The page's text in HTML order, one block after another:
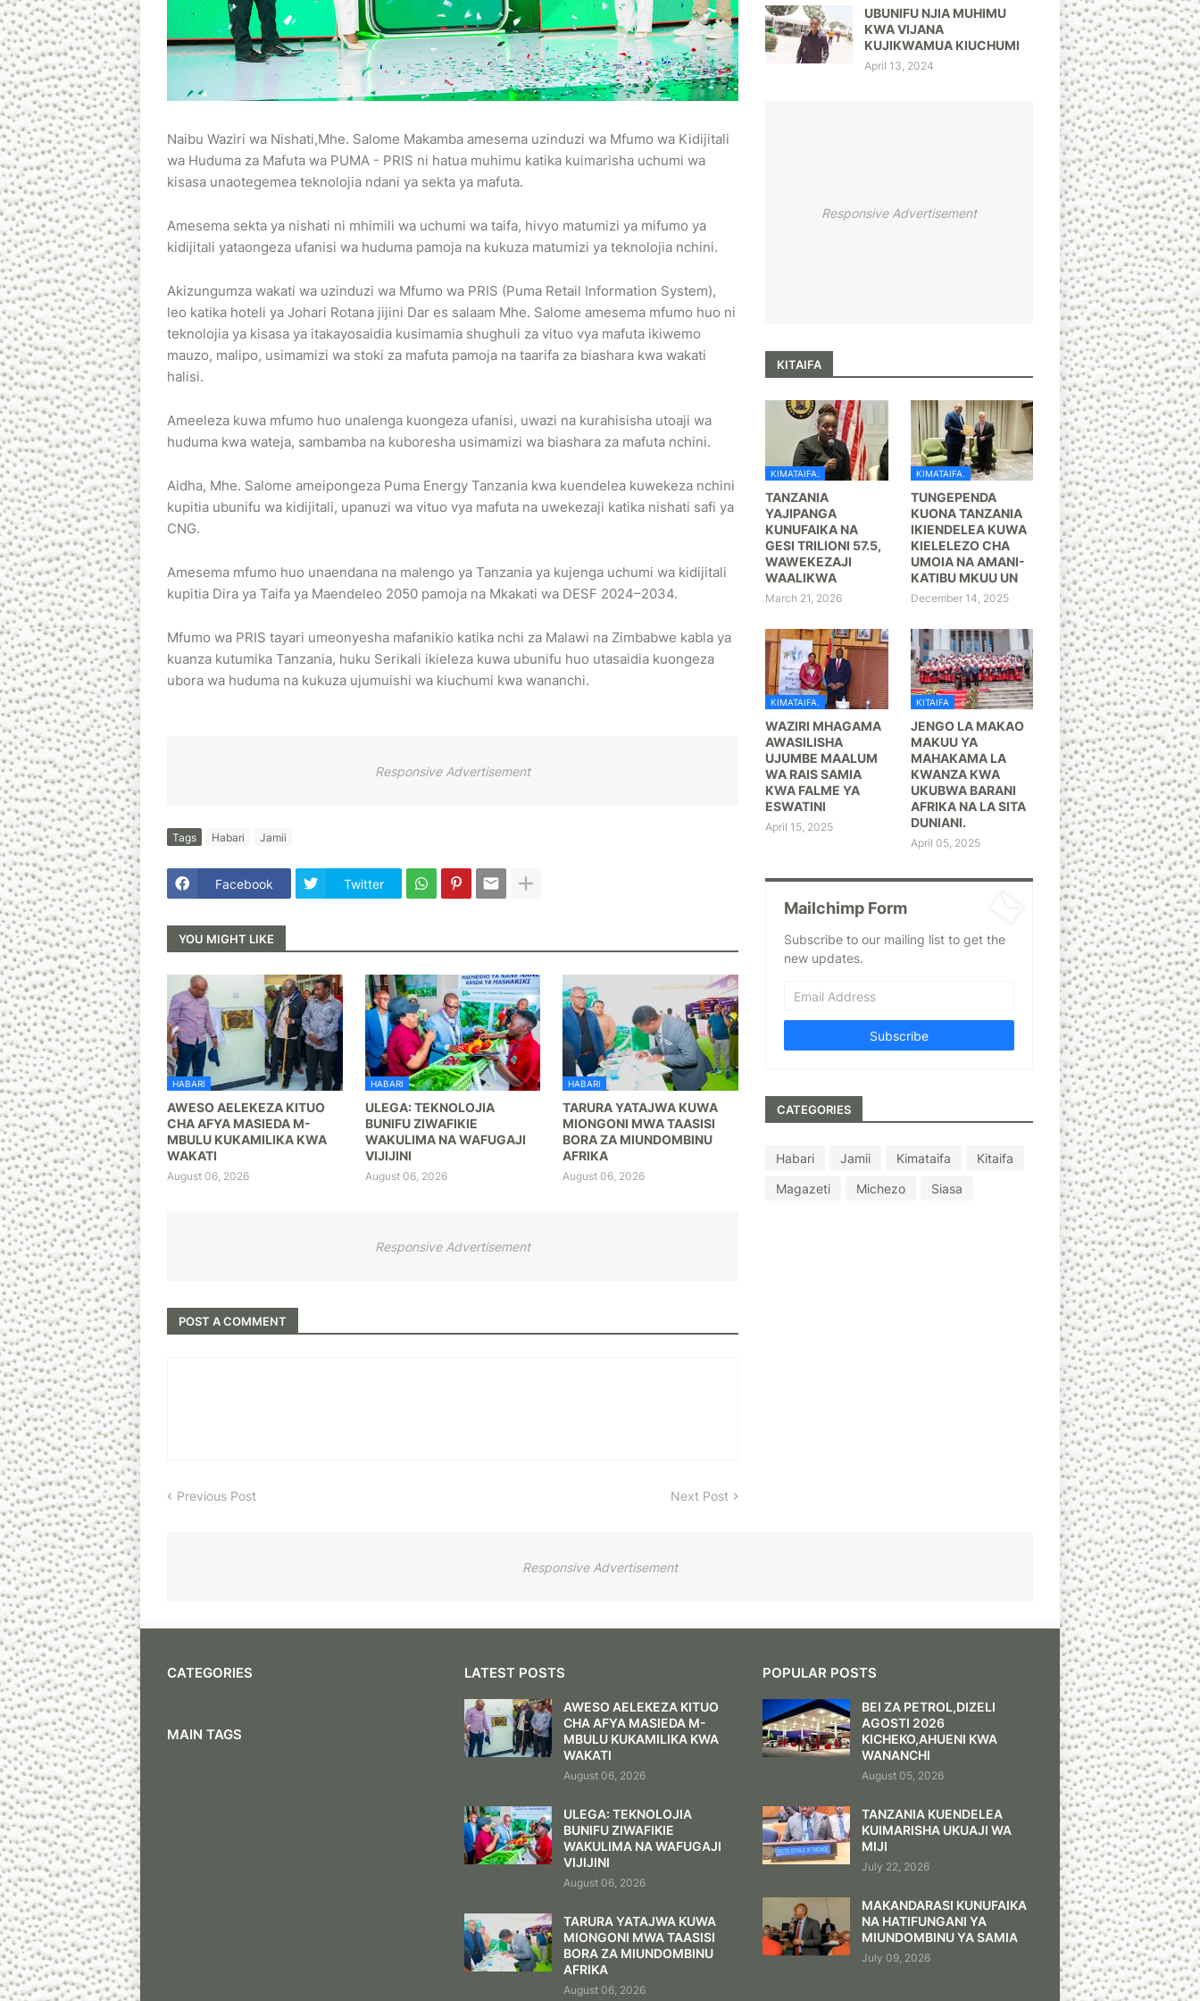
Naibu Waziri wa Nishati,Mhe. Salome Makamba amesema uzinduzi wa Mfumo wa Kidijitali
wa Huduma za Mafuta wa PUMA - PRIS ni hatua muhimu katika kuimarisha uchumi wa
kisasa unaotegemea teknolojia ndani ya sekta ya mafuta.
Amesema sekta ya nishati ni mhimili wa uchumi wa taifa, hivyo matumizi ya mifumo ya
kidijitali yataongeza ufanisi wa huduma pamoja na kukuza matumizi ya teknolojia nchini.
Akizungumza wakati wa uzinduzi wa Mfumo wa PRIS (Puma Retail Information System),
leo katika hoteli ya Johari Rotana jijini Dar es salaam Mhe. Salome amesema mfumo huo ni
teknolojia ya kisasa ya itakayosaidia kusimamia shughuli za vituo vya mafuta ikiwemo
mauzo, malipo, usimamizi wa stoki za mafuta pamoja na taarifa za biashara kwa wakati
halisi.
Ameeleza kuwa mfumo huo unalenga kuongeza ufanisi, uwazi na kurahisisha utoaji wa
huduma kwa wateja, sambamba na kuboresha usimamizi wa biashara za mafuta nchini.
Aidha, Mhe. Salome ameipongeza Puma Energy Tanzania kwa kuendelea kuwekeza nchini
kupitia ubunifu wa kidijitali, upanuzi wa vituo vya mafuta na uwekezaji katika nishati safi ya
CNG.
Amesema mfumo huo unaendana na malengo ya Tanzania ya kujenga uchumi wa kidijitali
kupitia Dira ya Taifa ya Maendeleo 2050 pamoja na Mkakati wa DESF 2024–2034.
Mfumo wa PRIS tayari umeonyesha mafanikio katika nchi za Malawi na Zimbabwe kabla ya
kuanza kutumika Tanzania, huku Serikali ikieleza kuwa ubunifu huo utasaidia kuongeza
ubora wa huduma na kukuza ujumuishi wa kiuchumi kwa wananchi.
Responsive Advertisement
Tags Habari Jamii
Facebook Twitter
YOU MIGHT LIKE
HABARI
AWESO AELEKEZA KITUO
CHA AFYA MASIEDA M-
MBULU KUKAMILIKA KWA
WAKATI
August 06, 2026
HABARI
ULEGA: TEKNOLOJIA
BUNIFU ZIWAFIKIE
WAKULIMA NA WAFUGAJI
VIJIJINI
August 06, 2026
HABARI
TARURA YATAJWA KUWA
MIONGONI MWA TAASISI
BORA ZA MIUNDOMBINU
AFRIKA
August 06, 2026
Responsive Advertisement
POST A COMMENT
Previous Post Next Post
UBUNIFU NJIA MUHIMU
KWA VIJANA
KUJIKWAMUA KIUCHUMI
April 13, 2024
Responsive Advertisement
KITAIFA
KIMATAIFA.
TANZANIA
YAJIPANGA
KUNUFAIKA NA
GESI TRILIONI 57.5,
WAWEKEZAJI
WAALIKWA
March 21, 2026
KIMATAIFA.
TUNGEPENDA
KUONA TANZANIA
IKIENDELEA KUWA
KIELELEZO CHA
UMOIA NA AMANI-
KATIBU MKUU UN
December 14, 2025
KIMATAIFA.
WAZIRI MHAGAMA
AWASILISHA
UJUMBE MAALUM
WA RAIS SAMIA
KWA FALME YA
ESWATINI
April 15, 2025
KITAIFA
JENGO LA MAKAO
MAKUU YA
MAHAKAMA LA
KWANZA KWA
UKUBWA BARANI
AFRIKA NA LA SITA
DUNIANI.
April 05, 2025
Mailchimp Form
Subscribe to our mailing list to get the
new updates.
CATEGORIES
Habari Jamii Kimataifa
Kitaifa
Magazeti
Michezo Siasa
Responsive Advertisement
CATEGORIES
MAIN TAGS
LATEST POSTS
AWESO AELEKEZA KITUO
CHA AFYA MASIEDA M-
MBULU KUKAMILIKA KWA
WAKATI
August 06, 2026
ULEGA: TEKNOLOJIA
BUNIFU ZIWAFIKIE
WAKULIMA NA WAFUGAJI
VIJIJINI
August 06, 2026
TARURA YATAJWA KUWA
MIONGONI MWA TAASISI
BORA ZA MIUNDOMBINU
AFRIKA
August 06, 2026
POPULAR POSTS
BEI ZA PETROL,DIZELI
AGOSTI 2026
KICHEKO,AHUENI KWA
WANANCHI
August 05, 2026
TANZANIA KUENDELEA
KUIMARISHA UKUAJI WA
MIJI
July 22, 2026
MAKANDARASI KUNUFAIKA
NA HATIFUNGANI YA
MIUNDOMBINU YA SAMIA
July 09, 2026